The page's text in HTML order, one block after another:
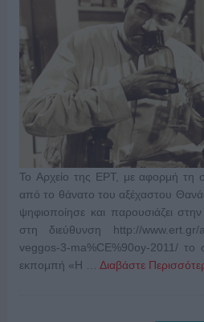
Το Αρχείο της ΕΡΤ, με αφορμή
από το θάνατο του αξέχαστου
ψηφιοποίησε και παρουσιάζει
στη διεύθυνση http://www.ert.gr/
veggos-3-ma%CE%90oy-2011/ το
εκπομπή «Η … Διαβάστε